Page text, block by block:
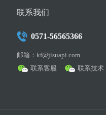
联系我们
0571-56565366
邮箱：kf@jisuapi.com
联系客服
联系技术